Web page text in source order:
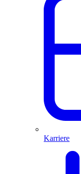
Karriere